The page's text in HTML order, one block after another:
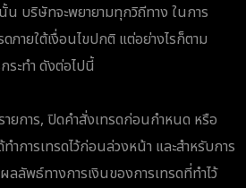
บริษัทจะพยายามทุกวิถีทาง ในการ
ภายใต้เงื่อนไขปกติ แต่อย่างไรก็ตาม
ะทำ ดังต่อไปนี้
ายการ, ปิดคำสั่งเทรดก่อนกำหนด หรือ
การเทรดไว้ก่อนล่วงหน้า และสำหรับการ
ลลัพธ์ทางการเงินของการเทรดที่ทำไว้